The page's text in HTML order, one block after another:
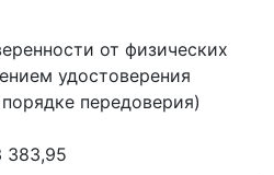
от физических
удостоверения
передоверия)
383,95